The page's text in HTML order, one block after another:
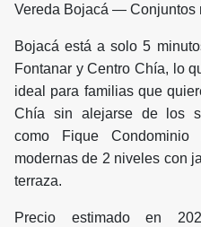
Vereda Bojacá — Conjuntos
Bojacá está a solo 5
Fontanar y Centro Chía, lo
ideal para familias que
Chía sin alejarse de los
como Fique Condominio
modernas de 2 niveles con
terraza.
Precio estimado en